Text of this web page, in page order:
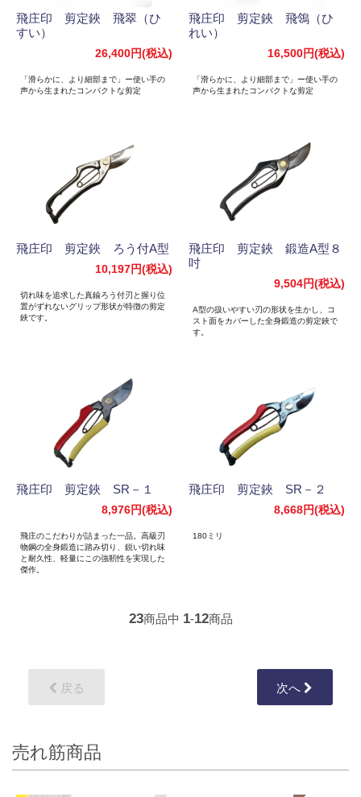
飛庄印 剪定鋏 飛翠（ひ
すい）
26,400円(税込)
「滑らかに、より細部まで」ー使い手の
声から生まれたコンパクトな剪定
飛庄印 剪定鋏 飛鴒（ひ
れい）
16,500円(税込)
「滑らかに、より細部まで」ー使い手の
声から生まれたコンパクトな剪定
飛庄印 剪定鋏 ろう付A型
10,197円(税込)
切れ味を追求した真鍮ろう付刃と握り位
置がずれないグリップ形状が特徴の剪定
鋏です。
飛庄印 剪定鋏 鍛造A型８
吋
9,504円(税込)
A型の扱いやすい刃の形状を生かし、コ
スト面をカバーした全身鍛造の剪定鋏で
す。
飛庄印 剪定鋏 SR－１
8,976円(税込)
飛庄のこだわりが詰まった一品。高級刃
物鋼の全身鍛造に踏み切り、鋭い切れ味
と耐久性、軽量にこの強靭性を実現した
傑作。
飛庄印 剪定鋏 SR－２
8,668円(税込)
180ミリ
23商品中 1-12商品
戻る 次へ
売れ筋商品